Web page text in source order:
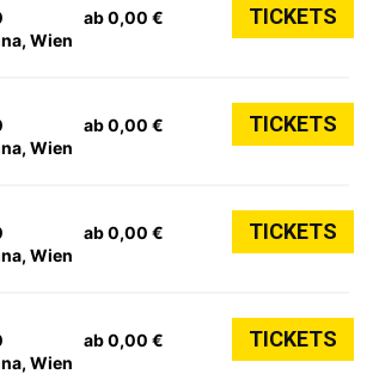
Wien
ab 0,00 € TICKETS
Wien
ab 0,00 € TICKETS
Wien
ab 0,00 € TICKETS
Wien
ab 0,00 € TICKETS